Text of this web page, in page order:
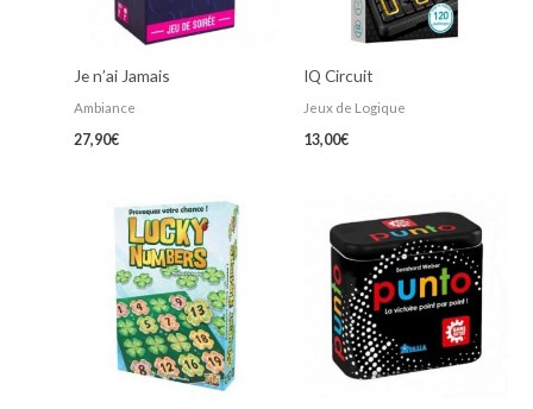
Je n’ai Jamais
Ambiance
27,90€
IQ Circuit
Jeux de Logique
13,00€